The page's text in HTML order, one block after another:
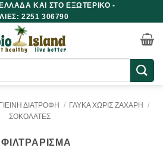
ΚΑΙ ΣΤΟ ΕΞΩΤΕΡΙΚΟ -
2251 306790
ΔΙΑΤΡΟΦΗ / ΓΛΥΚΑ ΧΩΡΙΣ ΖΑΧΑΡΗ
/
ΣΟΚΟΛΑΤΕΣ
ΦΙΛΤΡΆΡΙΣΜΑ